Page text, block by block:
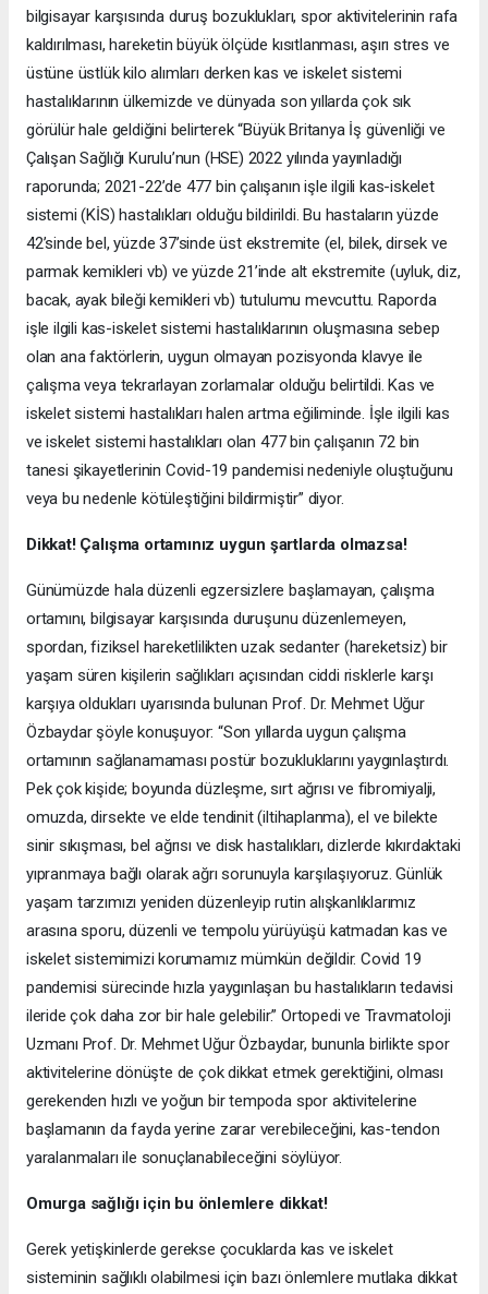
bilgisayar karşısında duruş bozuklukları, spor aktivitelerinin rafa
kaldırılması, hareketin büyük ölçüde kısıtlanması, aşırı stres ve
üstüne üstlük kilo alımları derken kas ve iskelet sistemi
hastalıklarının ülkemizde ve dünyada son yıllarda çok sık
görülür hale geldiğini belirterek “Büyük Britanya İş güvenliği ve
Çalışan Sağlığı Kurulu’nun (HSE) 2022 yılında yayınladığı
raporunda; 2021-22’de 477 bin çalışanın işle ilgili kas-iskelet
sistemi (KİS) hastalıkları olduğu bildirildi. Bu hastaların yüzde
42’sinde bel, yüzde 37’sinde üst ekstremite (el, bilek, dirsek ve
parmak kemikleri vb) ve yüzde 21’inde alt ekstremite (uyluk, diz,
bacak, ayak bileği kemikleri vb) tutulumu mevcuttu. Raporda
işle ilgili kas-iskelet sistemi hastalıklarının oluşmasına sebep
olan ana faktörlerin, uygun olmayan pozisyonda klavye ile
çalışma veya tekrarlayan zorlamalar olduğu belirtildi. Kas ve
iskelet sistemi hastalıkları halen artma eğiliminde. İşle ilgili kas
ve iskelet sistemi hastalıkları olan 477 bin çalışanın 72 bin
tanesi şikayetlerinin Covid-19 pandemisi nedeniyle oluştuğunu
veya bu nedenle kötüleştiğini bildirmiştir” diyor.
Dikkat! Çalışma ortamınız uygun şartlarda olmazsa!
Günümüzde hala düzenli egzersizlere başlamayan, çalışma
ortamını, bilgisayar karşısında duruşunu düzenlemeyen,
spordan, fiziksel hareketlilikten uzak sedanter (hareketsiz) bir
yaşam süren kişilerin sağlıkları açısından ciddi risklerle karşı
karşıya oldukları uyarısında bulunan Prof. Dr. Mehmet Uğur
Özbaydar şöyle konuşuyor: “Son yıllarda uygun çalışma
ortamının sağlanamaması postür bozukluklarını yaygınlaştırdı.
Pek çok kişide; boyunda düzleşme, sırt ağrısı ve fibromiyalji,
omuzda, dirsekte ve elde tendinit (iltihaplanma), el ve bilekte
sinir sıkışması, bel ağrısı ve disk hastalıkları, dizlerde kıkırdaktaki
yıpranmaya bağlı olarak ağrı sorunuyla karşılaşıyoruz. Günlük
yaşam tarzımızı yeniden düzenleyip rutin alışkanlıklarımız
arasına sporu, düzenli ve tempolu yürüyüşü katmadan kas ve
iskelet sistemimizi korumamız mümkün değildir. Covid 19
pandemisi sürecinde hızla yaygınlaşan bu hastalıkların tedavisi
ileride çok daha zor bir hale gelebilir.” Ortopedi ve Travmatoloji
Uzmanı Prof. Dr. Mehmet Uğur Özbaydar, bununla birlikte spor
aktivitelerine dönüşte de çok dikkat etmek gerektiğini, olması
gerekenden hızlı ve yoğun bir tempoda spor aktivitelerine
başlamanın da fayda yerine zarar verebileceğini, kas-tendon
yaralanmaları ile sonuçlanabileceğini söylüyor.
Omurga sağlığı için bu önlemlere dikkat!
Gerek yetişkinlerde gerekse çocuklarda kas ve iskelet
sisteminin sağlıklı olabilmesi için bazı önlemlere mutlaka dikkat